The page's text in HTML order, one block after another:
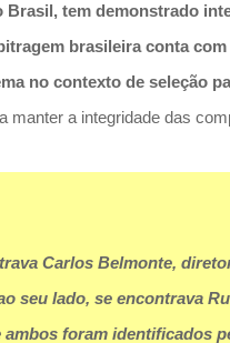
tem demonstrado
brasileira conta
no contexto de seleção
manter a integridade das
Carlos Belmonte,
seu lado, se encontrava
foram identificados